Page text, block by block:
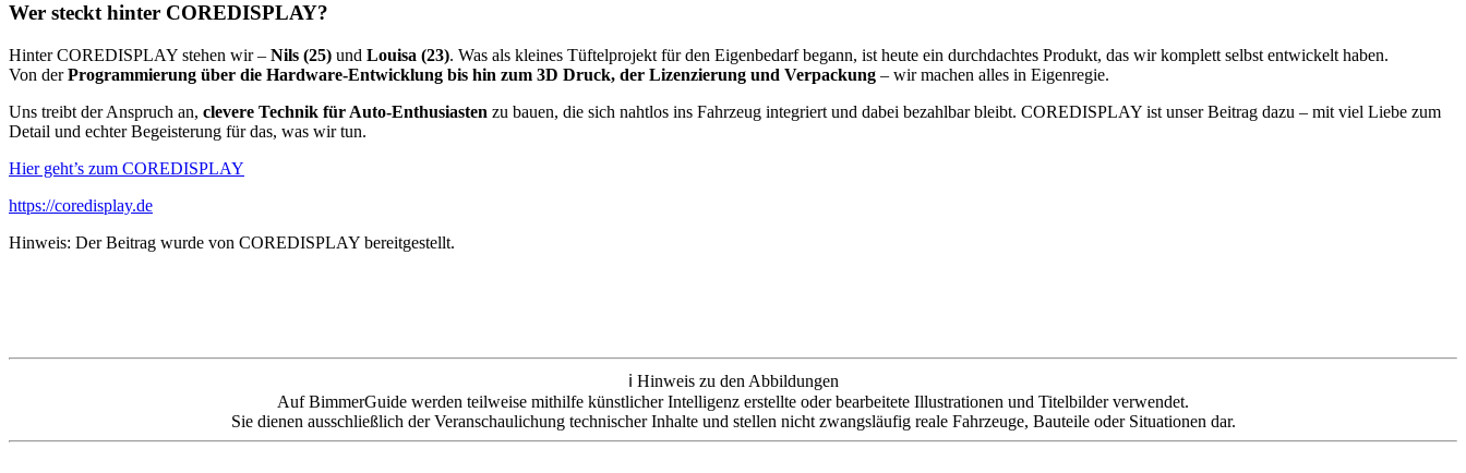
Wer steckt hinter COREDISPLAY?
Hinter COREDISPLAY stehen wir – Nils (25) und Louisa (23). Was als kleines Tüftelprojekt für den Eigenbedarf begann, ist heute ein durchdachtes Produkt, das wir komplett selbst entwickelt haben.
Von derProgrammierung über die Hardware-Entwicklung bis hin zum 3D Druck, der Lizenzierung und Verpackung – wir machen alles in Eigenregie.
Uns treibt der Anspruch an, clevere Technik für Auto-Enthusiasten zu bauen, die sich nahtlos ins Fahrzeug integriert und dabei bezahlbar bleibt. COREDISPLAY ist unser Beitrag dazu – mit viel Liebe zum
Detail und echter Begeisterung für das, was wir tun.
Hier geht’s zum COREDISPLAY
https://coredisplay.de
Hinweis: Der Beitrag wurde von COREDISPLAY bereitgestellt.
ℹ️ Hinweis zu den Abbildungen
Auf BimmerGuide werden teilweise mithilfe künstlicher Intelligenz erstellte oder bearbeitete Illustrationen und Titelbilder verwendet.
Sie dienen ausschließlich der Veranschaulichung technischer Inhalte und stellen nicht zwangsläufig reale Fahrzeuge, Bauteile oder Situationen dar.